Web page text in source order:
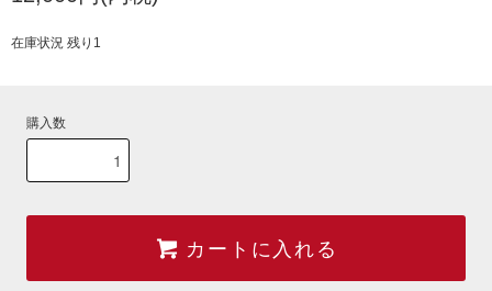
在庫状況 残り1
購入数
カートに入れる